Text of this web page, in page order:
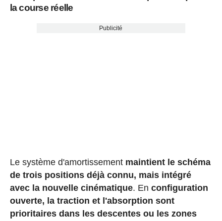
la course réelle
Publicité
Le système d'amortissement maintient le schéma
de trois positions déjà connu, mais intégré
avec la nouvelle cinématique. En configuration
ouverte, la traction et l'absorption sont
prioritaires dans les descentes ou les zones